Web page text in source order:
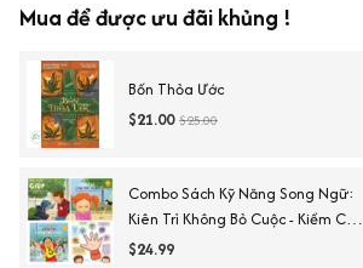
Mua để được ưu đãi khủng !
Bốn Thỏa Ước
$21.00 $25.00
Combo Sách Kỹ Năng Song Ngữ:
Kiên Trì Không Bỏ Cuộc - Kiềm Chế
Cơn Tức Giận - Ngõ Lời Khi Cần
$24.99